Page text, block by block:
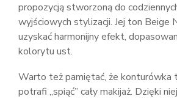
propozycją stworzoną do
wyjściowych stylizacji. Jej ton Beige
uzyskać harmonijny efekt,
kolorytu ust.
Warto też pamiętać, że
potrafi „spiąć” cały makijaż. Dzięki